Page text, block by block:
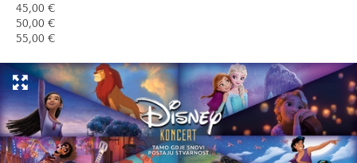
45,00 €
50,00 €
55,00 €